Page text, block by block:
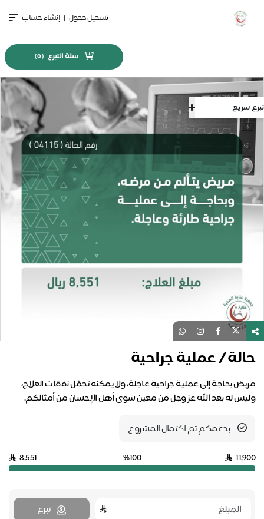
تبرع سريع
تسجيل دخول | إنشاء حساب
سلة التبرع (
0
)
حالة / عملية جراحية
مريض بحاجة إلى عملية جراحية عاجلة، ولا يمكنه تحمّل نفقات العلاج،
وليس له بعد الله عز وجل من معين سوى أهل الإحسان من أمثالكم.
بدعمكم تم اكتمال المشروع
11,900
%100
8,551
تبرع